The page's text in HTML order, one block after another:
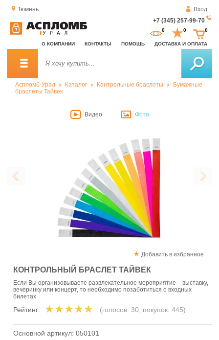
Тюмень
Вход
+7 (345) 257-99-70
О КОМПАНИИ КОНТАКТЫ ПОМОЩЬ ДОСТАВКА И ОПЛАТА
0 0 0
Аспломб-Урал Каталог Контрольные браслеты
Бумажные
браслеты Тайвек
Добавить в избранное
КОНТРОЛЬНЫЙ БРАСЛЕТ ТАЙВЕК
Если Вы организовываете развлекательное мероприятие – выставку,
вечеринку или концерт, то необходимо позаботиться о входных
билетах
Рейтинг: (голосов: 30, покупок: 445)
Основной артикул: 050101
Видео Фото